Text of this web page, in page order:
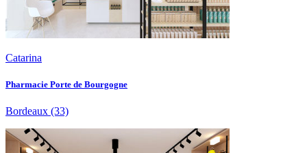
Catarina
Pharmacie Porte de Bourgogne
Bordeaux (33)